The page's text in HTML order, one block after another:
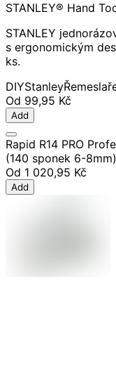
STANLEY® Hand
STANLEY
s ergonomickým
ks.
DIYStanleyŘemesla
Od 99,95 Kč
Add
Rapid R14 PRO
(140 sponek 6-8mm)
Od 1 020,95 Kč
Add